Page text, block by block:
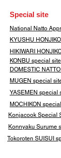
​Special site
​National Natto
KYUSHU
HIKIWARI
KONBU special site
DOMESTIC
MUGEN special
YASEMEN special
​MOCHIKON
Konjacook Special
Konnyaku Surume
​Tokoroten SUISUI